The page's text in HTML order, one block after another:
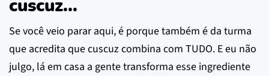
cuscuz...
Se você veio parar aqui, é porque também é da turma
que acredita que cuscuz combina com TUDO. E eu não
julgo, lá em casa a gente transforma esse ingrediente